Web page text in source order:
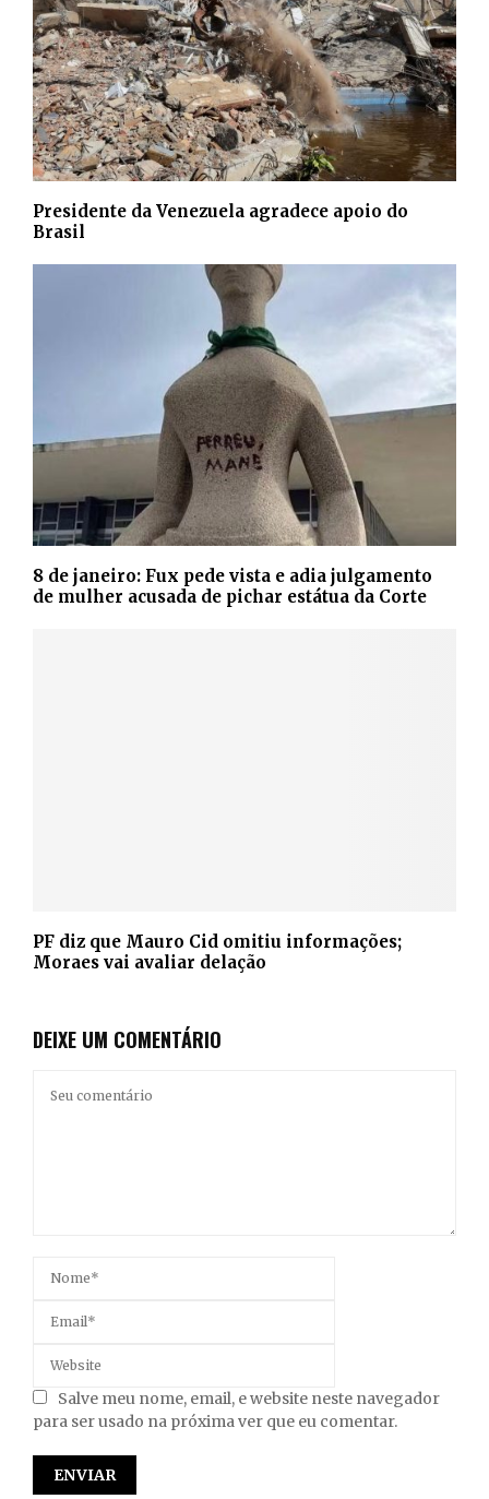
Presidente da Venezuela agradece apoio do
Brasil
8 de janeiro: Fux pede vista e adia julgamento
de mulher acusada de pichar estátua da Corte
PF diz que Mauro Cid omitiu informações;
Moraes vai avaliar delação
DEIXE UM COMENTÁRIO
Salve meu nome, email, e website neste navegador
para ser usado na próxima ver que eu comentar.